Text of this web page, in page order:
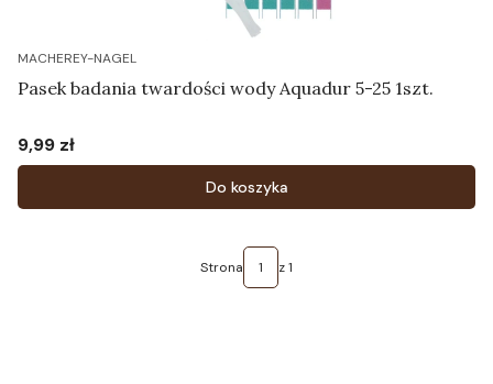
MACHEREY-NAGEL
Pasek badania twardości wody Aquadur 5-25 1szt.
Cena
9,99 zł
Do koszyka
Strona z 1